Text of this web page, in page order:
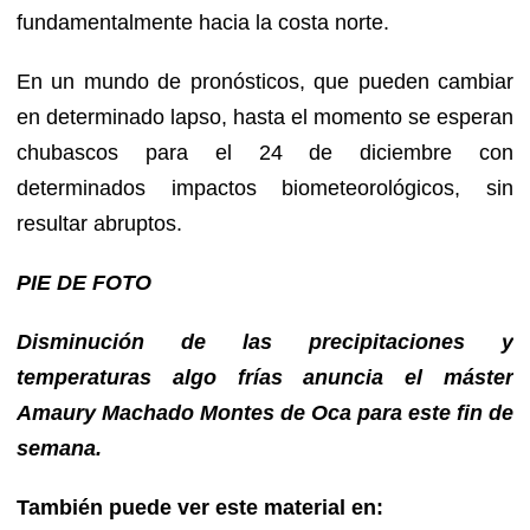
fundamentalmente hacia la costa norte.
En un mundo de pronósticos, que pueden cambiar
en determinado lapso, hasta el momento se esperan
chubascos para el 24 de diciembre con
determinados impactos biometeorológicos, sin
resultar abruptos.
PIE DE FOTO
Disminución de las precipitaciones y
temperaturas algo frías anuncia el máster
Amaury Machado Montes de Oca para este fin de
semana.
También puede ver este material en: